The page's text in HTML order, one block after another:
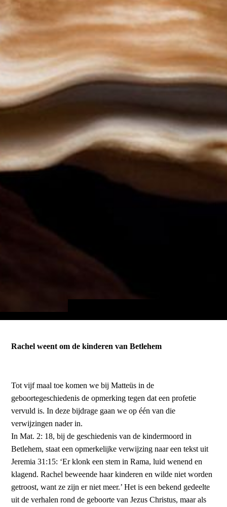
Rachel weent om de kinderen van Betlehem
Tot vijf maal toe komen we bij Matteüs in de
geboortegeschiedenis de opmerking tegen dat een profetie
vervuld is. In deze bijdrage gaan we op één van die
verwijzingen nader in.
In Mat. 2: 18, bij de geschiedenis van de kindermoord in
Betlehem, staat een opmer­kelijke verwijzing naar een tekst uit
Jeremia 31:15: ‘Er klonk een stem in Rama, luid wenend en
klagend. Rachel beweende haar kinderen en wilde niet worden
getroost, want ze zijn er niet meer.’ Het is een bekend ge­deelte
uit de verhalen rond de geboorte van Jezus Christus, maar als